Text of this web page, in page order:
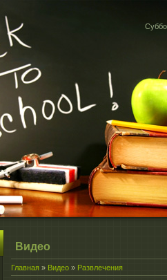
Видео
Главная » Видео » Развлечения